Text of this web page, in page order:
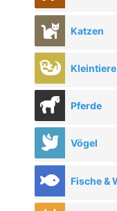
Katzen
Kleintiere
Pferde
Vögel